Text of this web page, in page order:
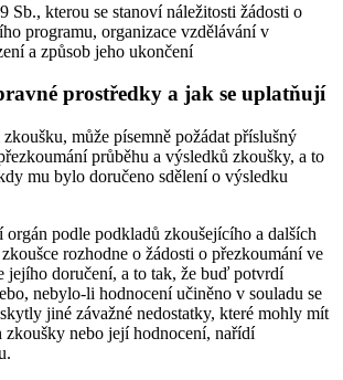
Sb., kterou se stanoví náležitosti žádosti o
programu, organizace vzdělávání v
a způsob jeho ukončení
prostředky a jak se uplatňují
může písemně požádat příslušný
průběhu a výsledků zkoušky, a to
mu bylo doručeno sdělení o výsledku
podle podkladů zkoušejícího a dalších
rozhodne o žádosti o přezkoumání ve
jejího doručení, a to tak, že buď potvrdí
nebylo-li hodnocení učiněno v souladu se
jiné závažné nedostatky, které mohly mít
zkoušky nebo její hodnocení, nařídí